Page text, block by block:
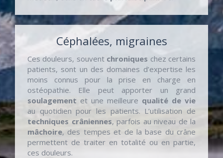
Céphalées, migraines
Ces douleurs, souvent chroniques chez certains
patients, sont un des domaines d’expertise les
moins connus pour la prise en charge en
ostéopathie. Elle peut apporter un grand
soulagement et une meilleure qualité de vie
au quotidien pour les patients. L’utilisation de
techniques crâniennes, parfois au niveau de la
mâchoire, des tempes et de la base du crâne
permettent de traiter en totalité ou en partie,
ces douleurs.